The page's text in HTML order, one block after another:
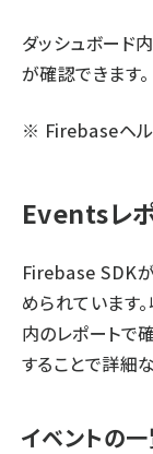
ダッシュボード
が確認できます。
※ Firebaseヘル
Eventsレ
Firebase SDK
められています
内のレポートで
することで詳細
イベントの